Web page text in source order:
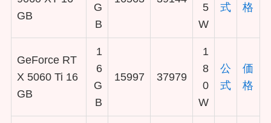
GB
G
B
5
W
式
格
GeForce RT
X 5060 Ti 16
GB
1
6
G
B
15997 37979
1
8
0
W
公
式
価
格